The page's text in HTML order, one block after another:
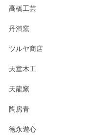
高橋工芸
丹満窯
ツルヤ商店
天童木工
天龍窯
陶房青
徳永遊心